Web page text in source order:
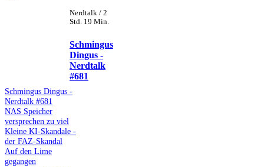
Nerdtalk / 2
Std. 19 Min.
Schmingus
Dingus -
Nerdtalk
#681
Schmingus Dingus -
Nerdtalk #681
NAS Speicher
versprechen zu viel
Kleine KI-Skandale -
der FAZ-Skandal
Auf den Lime
gegangen